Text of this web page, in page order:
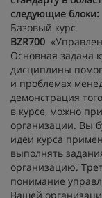
следующие блоки:
Базовый курс
BZR700
Основная задача
дисциплины
и проблемах
демонстрация
в курсе, можно
организации. Вы
идеи курса
выполнять
организацию.
понимание
Вашей